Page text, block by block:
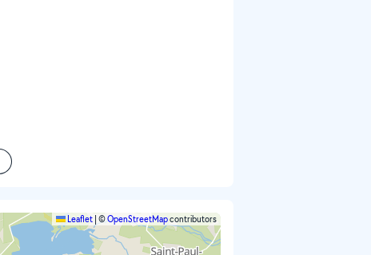
Leaflet ©OpenStreetMapcontributors